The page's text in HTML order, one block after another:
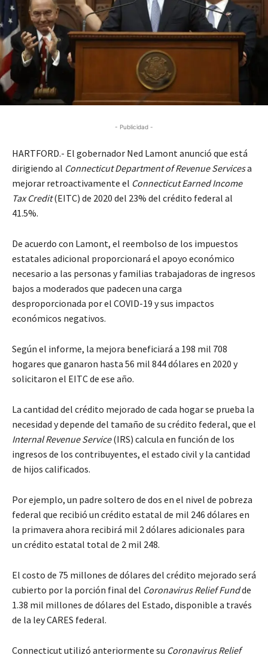
- Publicidad -
HARTFORD.- El gobernador Ned Lamont anunció que está
dirigiendo al Connecticut Department of Revenue Servicesa
mejorar retroactivamente el Connecticut Earned Income
Tax Credit(EITC) de 2020 del 23% del crédito federal al
41.5%.
De acuerdo con Lamont, el reembolso de los impuestos
estatales adicional proporcionará el apoyo económico
necesario a las personas y familias trabajadoras de ingresos
bajos a moderados que padecen una carga
desproporcionada por el COVID-19 y sus impactos
económicos negativos.
Según el informe, la mejora beneficiará a 198 mil 708
hogares que ganaron hasta 56 mil 844 dólares en 2020 y
solicitaron el EITC de ese año.
La cantidad del crédito mejorado de cada hogar se prueba la
necesidad y depende del tamaño de su crédito federal, que el
Internal Revenue Service(IRS) calcula en función de los
ingresos de los contribuyentes, el estado civil y la cantidad
de hijos calificados.
Por ejemplo, un padre soltero de dos en el nivel de pobreza
federal que recibió un crédito estatal de mil 246 dólares en
la primavera ahora recibirá mil 2 dólares adicionales para
un crédito estatal total de 2 mil 248.
El costo de 75 millones de dólares del crédito mejorado será
cubierto por la porción final del Coronavirus Relief Fundde
1.38 mil millones de dólares del Estado, disponible a través
de la ley CARES federal.
Connecticut utilizó anteriormente su Coronavirus Relief